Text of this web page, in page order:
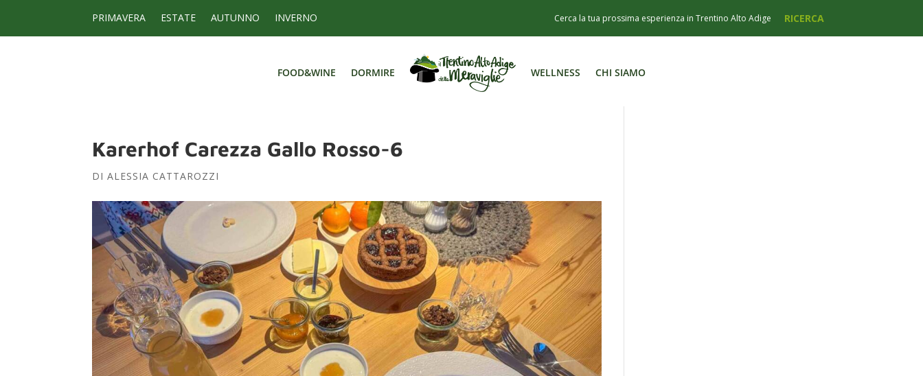
PRIMAVERA ESTATE AUTUNNO INVERNO
FOOD&WINE DORMIRE WELLNESS CHI SIAMO
Karerhof Carezza Gallo Rosso-6
DIALESSIA CATTAROZZI